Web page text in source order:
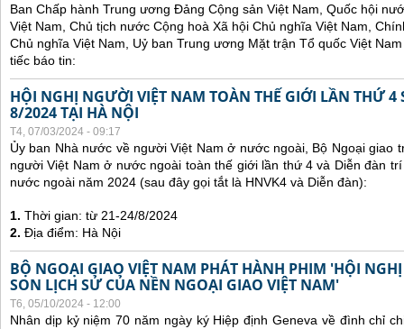
Ban Chấp hành Trung ương Đảng Cộng sản Việt Nam, Quốc hội
Việt Nam, Chủ tịch nước Cộng hoà Xã hội Chủ nghĩa Việt Nam,
Chủ nghĩa Việt Nam, Uỷ ban Trung ương Mặt trận Tổ quốc Việt
tiếc báo tin:
HỘI NGHỊ NGƯỜI VIỆT NAM TOÀN THẾ GIỚI LẦN THỨ 4
8/2024 TẠI HÀ NỘI
T4, 07/03/2024 - 09:17
Ủy ban Nhà nước về người Việt Nam ở nước ngoài, Bộ Ngoại giao
người Việt Nam ở nước ngoài toàn thế giới lần thứ 4 và Diễn đàn
nước ngoài năm 2024 (sau đây gọi tắt là HNVK4 và Diễn đàn):
1. Thời gian: từ 21-24/8/2024
2. Địa điểm: Hà Nội
BỘ NGOẠI GIAO VIỆT NAM PHÁT HÀNH PHIM 'HỘI
SON LỊCH SỬ CỦA NỀN NGOẠI GIAO VIỆT NAM'
T6, 05/10/2024 - 12:00
Nhân dịp kỷ niệm 70 năm ngày ký Hiệp định Geneva về đình chỉ